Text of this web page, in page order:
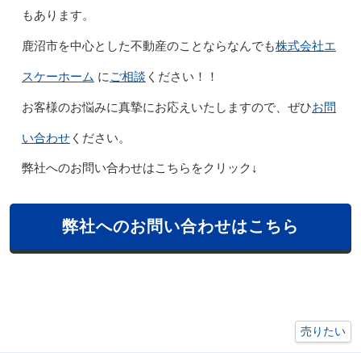
もあります。
鹿沼市を中心とした不動産のことならなんでも株式会社エ
スケーホーム に ご相談 ください！！
お客様のお悩みに真摯にお応えいたしますので、ぜひお問
い合わせください。
弊社へのお問い合わせはこちらをクリック↓
弊社へのお問い合わせはこちら
売りたい